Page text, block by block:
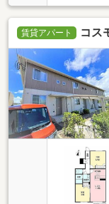
賃貸アパート コス